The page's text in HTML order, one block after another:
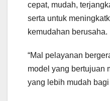
cepat, mudah,
serta untuk
kemudahan berusaha.
“Mal pelayanan
model yang bertujuan
yang lebih mudah